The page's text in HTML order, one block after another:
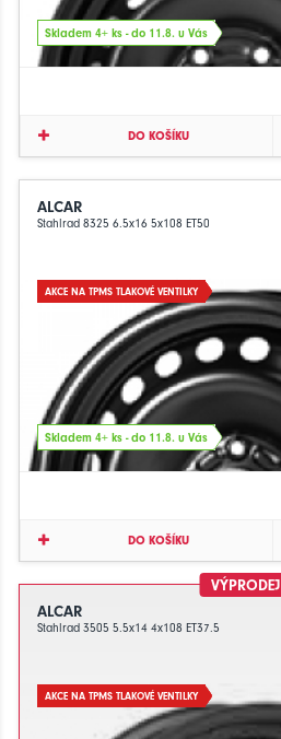
Skladem 4+ ks - do 11.8. u Vás
DO KOŠÍKU
ALCAR
Stahlrad 8325 6.5x16 5x108 ET50
AKCE NA TPMS TLAKOVÉ VENTILKY
Skladem 4+ ks - do 11.8. u Vás
DO KOŠÍKU
VÝPRODEJ
ALCAR
Stahlrad 3505 5.5x14 4x108 ET37.5
AKCE NA TPMS TLAKOVÉ VENTILKY